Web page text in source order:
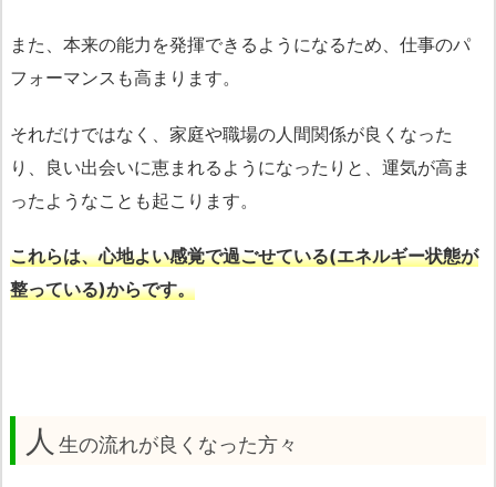
また、本来の能力を発揮できるようになるため、仕事のパ
フォーマンスも高まります。
それだけではなく、家庭や職場の人間関係が良くなった
り、良い出会いに恵まれるようになったりと、運気が高ま
ったようなことも起こります。
これらは、心地よい感覚で過ごせている(エネルギー状態が
整っている)からです。
人 生の流れが良くなった方々